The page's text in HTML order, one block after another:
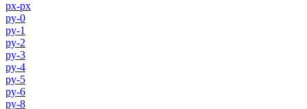
px-px
py-0
py-1
py-2
py-3
py-4
py-5
py-6
py-8